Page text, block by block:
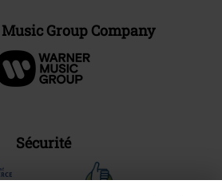
Group Company
Sécurité